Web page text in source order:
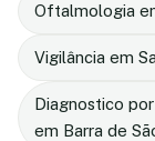
Oftalmologia
Vigilância em
Diagnostico
em Barra de